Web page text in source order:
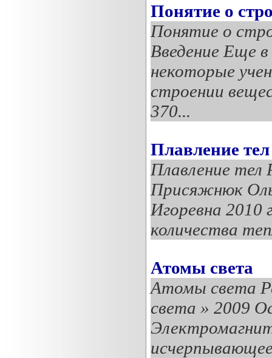
Понятие о
Понятие о
Введение Еще
некоторые
строении
370...
Плавление тел
Плавление
Присяжнюк
Игоревна 2010
количества
Атомы света
Атомы света
света » 2009